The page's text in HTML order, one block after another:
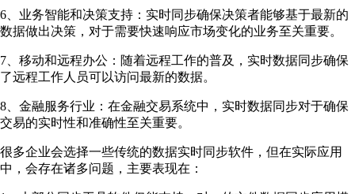
6、业务智能和决策支持：实时同步确保决策者能够基于最新的
数据做出决策，对于需要快速响应市场变化的业务至关重要。
7、移动和远程办公：随着远程工作的普及，实时数据同步确保
了远程工作人员可以访问最新的数据。
8、金融服务行业：在金融交易系统中，实时数据同步对于确保
交易的实时性和准确性至关重要。
很多企业会选择一些传统的数据实时同步软件，但在实际应用
中，会存在诸多问题，主要表现在：